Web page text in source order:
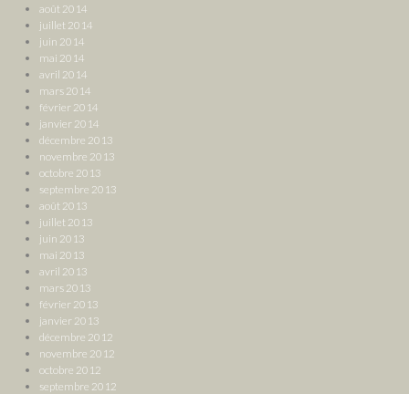
août 2014
juillet 2014
juin 2014
mai 2014
avril 2014
mars 2014
février 2014
janvier 2014
décembre 2013
novembre 2013
octobre 2013
septembre 2013
août 2013
juillet 2013
juin 2013
mai 2013
avril 2013
mars 2013
février 2013
janvier 2013
décembre 2012
novembre 2012
octobre 2012
septembre 2012